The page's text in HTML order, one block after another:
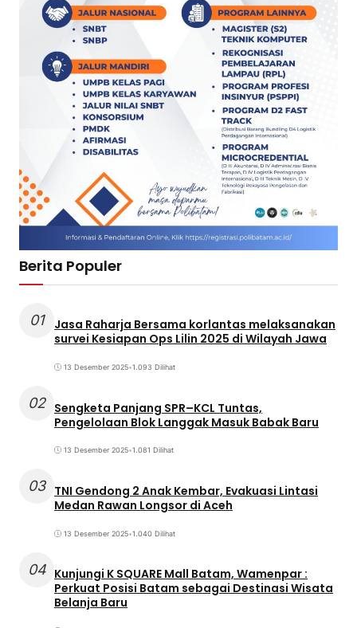
Berita Populer
01
Jasa Raharja Bersama korlantas melaksanakan
survei Kesiapan Ops Lilin 2025 di Wilayah Jawa
13 Desember 2025•1.093 Dilihat
02 Sengketa Panjang SPR–KCL Tuntas,
Pengelolaan Blok Langgak Masuk Babak Baru
13 Desember 2025•1.081 Dilihat
03 TNI Gendong 2 Anak Kembar, Evakuasi Lintasi
Medan Rawan Longsor di Aceh
13 Desember 2025•1.040 Dilihat
04 Kunjungi K SQUARE Mall Batam, Wamenpar :
Perkuat Posisi Batam sebagai Destinasi Wisata
Belanja Baru